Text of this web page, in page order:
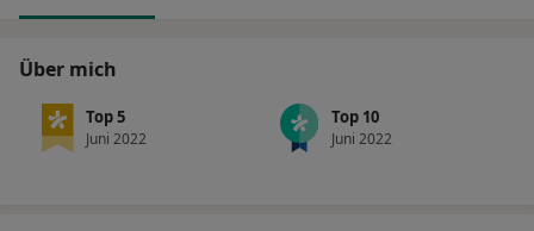
Über mich
Top 5
Juni 2022
Top 10
Juni 2022